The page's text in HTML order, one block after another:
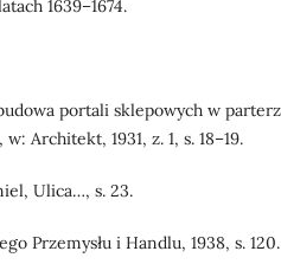
1639–1674.
portali sklepowych w
Architekt, 1931, z. 1, s. 18–19.
Ulica…, s. 23.
Przemysłu i Handlu, 1938, s. 120.